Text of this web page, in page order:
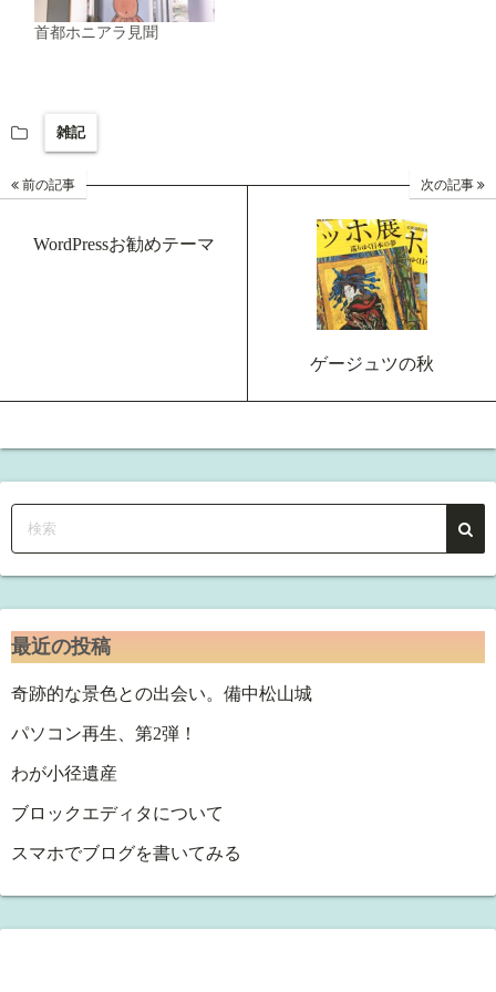
首都ホニアラ見聞
雑記
前の記事
WordPressお勧めテーマ
次の記事
ゲージュツの秋
最近の投稿
奇跡的な景色との出会い。備中松山城
パソコン再生、第2弾！
わが小径遺産
ブロックエディタについて
スマホでブログを書いてみる